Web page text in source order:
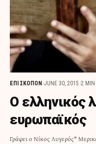
ΕΠΙ ΣΚΟΠΟΝ JUNE 30, 2015 2 MIN
Ο ελληνικός
ευρωπαϊκός
Γράφει ο Νίκος Λυγερός*